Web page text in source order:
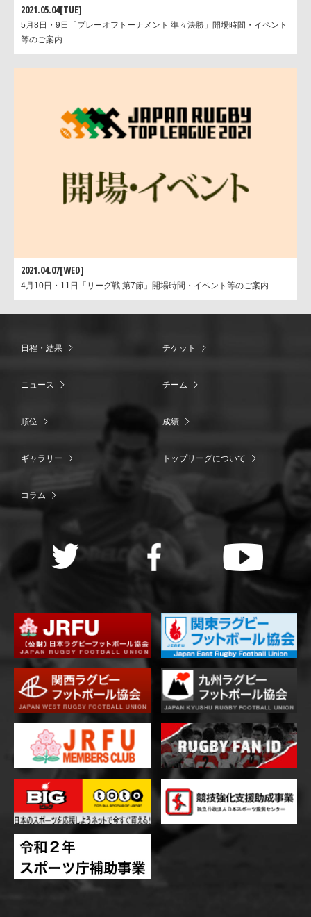
2021.05.04[TUE]
5月8日・9日「プレーオフトーナメント 準々決勝」開場時間・イベント
等のご案内
2021.04.07[WED]
4月10日・11日「リーグ戦 第7節」開場時間・イベント等のご案内
日程・結果 チケット
ニュース チーム
順位 成績
ギャラリー トップリーグについて
コラム